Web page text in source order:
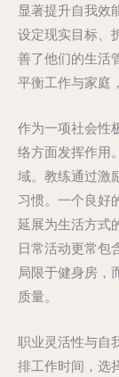
显著提升自我效
设定现实目标、
善了他们的生活
平衡工作与家庭
作为一项社会性
络方面发挥作用
域。教练通过激
习惯。一个良好
延展为生活方式
日常活动更常包
局限于健身房，
质量。
职业灵活性与自
排工作时间，选